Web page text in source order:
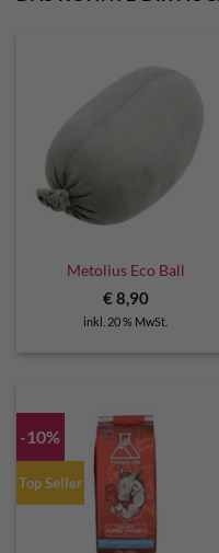
Metolius Eco Ball
€8,90
inkl. 20 % MwSt.
-10%
Top Seller